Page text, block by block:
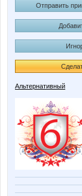
Отправить
Альтернативный